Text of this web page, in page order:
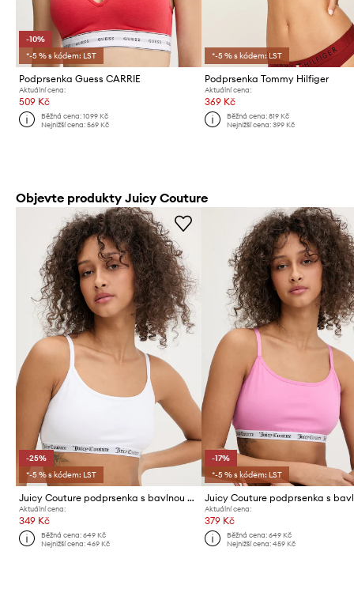
-10%
*-5 % s kódem: LST
Podprsenka Guess CARRIE
Aktuální cena:
509 Kč
Běžná cena:1099 Kč
Nejnižší cena:569 Kč
*-5 % s kódem: LST
Podprsenka Tommy Hilfiger
Aktuální cena:
369 Kč
Běžná cena: 819 Kč
Nejnižší cena: 399 Kč
Objevte produkty Juicy Couture
-25%
*-5 % s kódem: LST
Juicy Couture podprsenka s bavlnou REN BRALET
Aktuální cena:
349 Kč
Běžná cena:649 Kč
Nejnižší cena:469 Kč
-17%
*-5 % s kódem: LST
Aktuální cena:
379 Kč
Běžná cena: 649 Kč
Nejnižší cena: 459 Kč